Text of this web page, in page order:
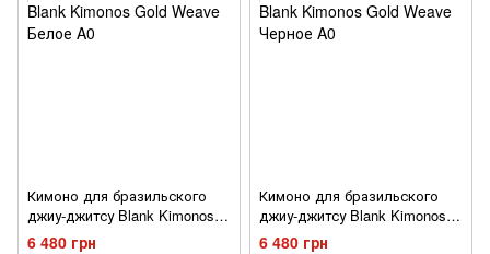
Кимоно для бразильского
джиу-джитсу Blank Kimonos
Gold Weave Белое A0
6 480 грн
Кимоно для бразильского
джиу-джитсу Blank Kimonos
Gold Weave Черное A0
6 480 грн